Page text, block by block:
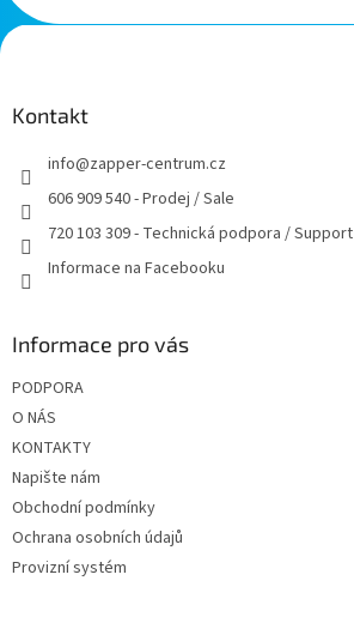
Z
á
Kontakt
info@zapper-centrum.cz
606 909 540 - Prodej / Sale
720 103 309 - Technická podpora / Support
Informace na Facebooku
Informace pro vás
PODPORA
O NÁS
KONTAKTY
Napište nám
Obchodní podmínky
Ochrana osobních údajů
Provizní systém